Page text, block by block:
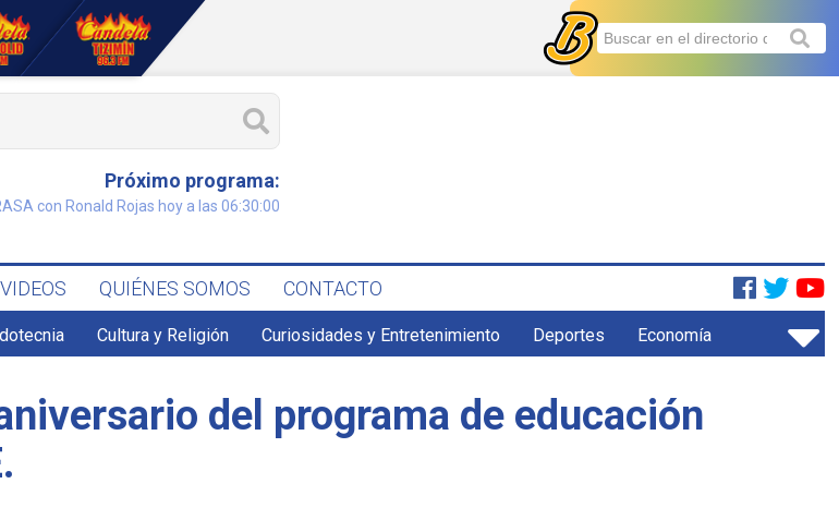
Próximo programa:
con Ronald Rojas hoy a las 06:30:00
VIDEOS QUIÉNES SOMOS CONTACTO
Cultura y Religión Curiosidades y Entretenimiento Deportes Economía
del programa de educación